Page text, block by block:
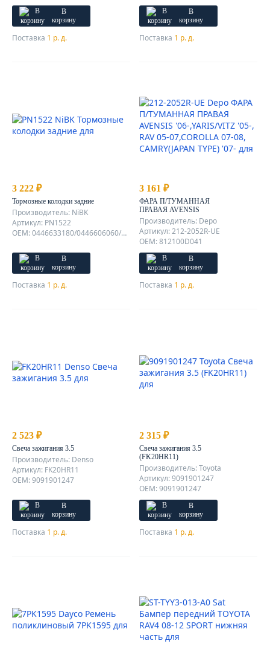
В
корзину
Поставка 1 р. д.
В
корзину
Поставка 1 р. д.
3 222 ₽
Тормозные колодки задние
Производитель: NiBK
Артикул: PN1522
OEM: 0446633180/0446606060/0446606070/0446633200/0446642060
В
корзину
Поставка 1 р. д.
3 161 ₽
ФАРА П/ТУМАННАЯ
ПРАВАЯ AVENSIS
'06-,YARIS/VITZ '05-, RAV 05-
07,COROLLA 07-08,
CAMRY(JAPAN TYPE) '07-
Производитель: Depo
Артикул: 212-2052R-UE
OEM: 812100D041
В
корзину
Поставка 1 р. д.
2 523 ₽
Свеча зажигания 3.5
Производитель: Denso
Артикул: FK20HR11
OEM: 9091901247
В
корзину
Поставка 1 р. д.
2 315 ₽
Свеча зажигания 3.5
(FK20HR11)
Производитель: Toyota
Артикул: 9091901247
OEM: 9091901247
В
корзину
Поставка 1 р. д.